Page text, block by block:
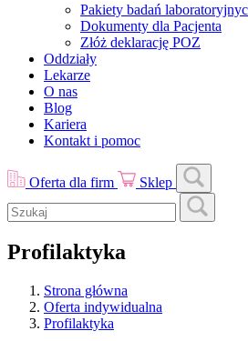
Pakiety badań
Dokumenty dla Pacjenta
Złóż deklarację POZ
Oddziały
Lekarze
O nas
Blog
Kariera
Kontakt i pomoc
Oferta dla firm Sklep
Profilaktyka
Strona główna
Oferta indywidualna
Profilaktyka